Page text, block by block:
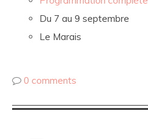
Du 7 au 9 septembre
Le Marais
0 comments